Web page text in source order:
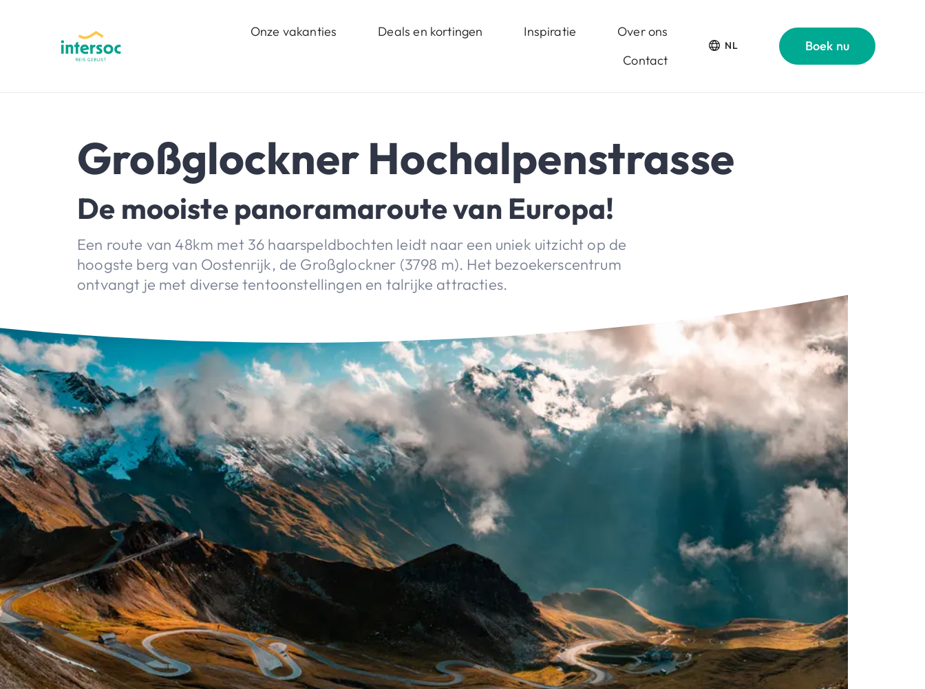
Onze vakanties Deals en kortingen Inspiratie
Over ons
Contact
NL Boek nu
Großglockner Hochalpenstrasse
De mooiste panoramaroute van Europa!
Een route van 48km met 36 haarspeldbochten leidt naar een uniek uitzicht op de
hoogste berg van Oostenrijk, de Großglockner (3798 m). Het bezoekerscentrum
ontvangt je met diverse tentoonstellingen en talrijke attracties.